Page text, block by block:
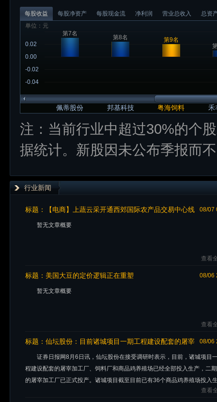
每股收益 每股净资产 每股现金流 净利润 营业总收入
总资
单位：元
佩蒂股份 邦基科技 粤海饲料 禾
-0.04
-0.02
0.00
0.02
第7名
第8名
第9名
注：当前行业中超过30%的个
据统计。新股因未公布季报而
行业新闻
08/07
标题：
【电商】上蔬云采开通西郊国际农产品交易中心线
暂无文章概要
查看
08/06
标题： 美国大豆的定价逻辑正在重塑
暂无文章概要
查看
08/06
标题： 仙坛股份：目前诸城项目一期工程建设配套的屠宰
加工厂已正式投产
证券日报网8月6日讯，仙坛股份在接受调研时表示，目前，诸城项目
程建设配套的屠宰加工厂、饲料厂和商品鸡养殖场已经全部投入生产，二
的屠宰加工厂已正式投产。诸城项目截至目前已有36个商品鸡养殖场投入
查看